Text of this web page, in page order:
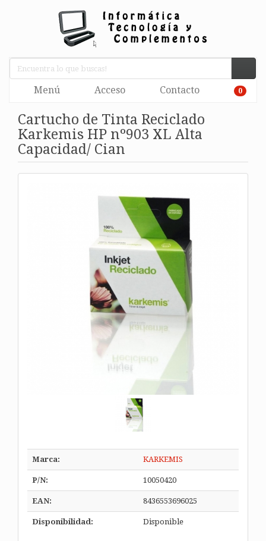
Menú Acceso Contacto 0
Cartucho de Tinta Reciclado
Karkemis HP nº903 XL Alta
Capacidad/ Cian
Marca: KARKEMIS
P/N: 10050420
EAN: 8436553696025
Disponibilidad: Disponible